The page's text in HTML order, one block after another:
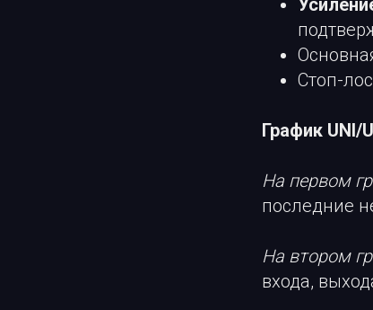
Стоп-
График UNI/
На первом
последние
На втором
входа,